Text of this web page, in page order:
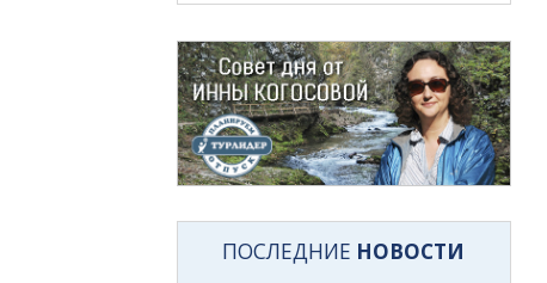
ПОСЛЕДНИЕ НОВОСТИ